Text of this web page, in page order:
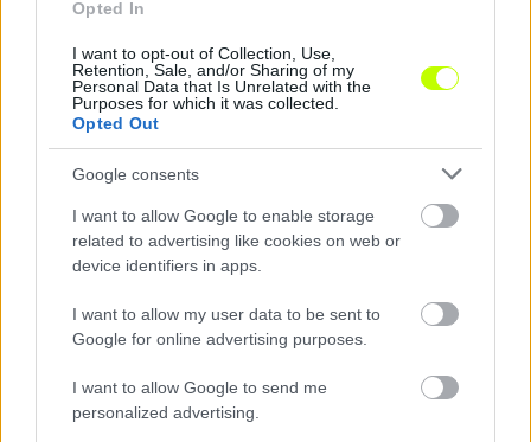
Opted In
I want to opt-out of Collection, Use,
Retention, Sale, and/or Sharing of my
Personal Data that Is Unrelated with the
Purposes for which it was collected.
Opted Out
Google consents
I want to allow Google to enable storage
related to advertising like cookies on web or
device identifiers in apps.
I want to allow my user data to be sent to
Google for online advertising purposes.
I want to allow Google to send me
personalized advertising.
Neuert megvizsgálta az antidopping csoport
Németországban Manuel Neuert, a Bayern
München szeptember óta lábadozó kapusát,
doppingolással gyanúsították. A német
antidopping csoport vizsgálatot hajtott végre
2018.03.29.